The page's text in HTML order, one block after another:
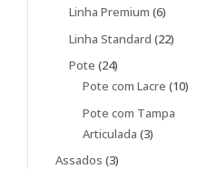
Linha Premium 66
produtos
Linha Standard 2222
Pote 2424
produtos
Pote com Lacre 1010
Pote com Tampa
Articulada 33
Assados 33